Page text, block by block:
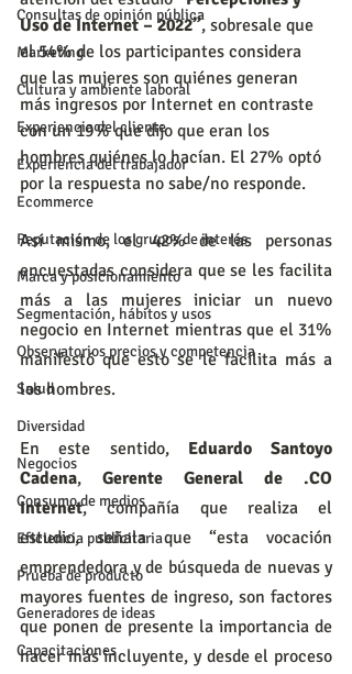
Consultas de opinión pública
Marketing
Cultura y ambiente laboral
Experiencia del cliente
Experiencia del trabajador
Ecommerce
Reputación de los grupos de interés
Marca y posicionamiento
Segmentación, hábitos y usos
Observatorios precios y competencia
Salud
Diversidad
Negocios
Consumo de medios
Eficiencia publicitaria
Prueba de producto
Generadores de ideas
Capacitaciones
Uso de Internet – 2022”, sobresale que
el 54% de los participantes considera
que las mujeres son quiénes generan
más ingresos por Internet en contraste
con un 19% que dijo que eran los
hombres quiénes lo hacían. El 27% optó
por la respuesta no sabe/no responde.
Así mismo, el 42% de las personas
encuestadas considera que se les facilita
más a las mujeres iniciar un nuevo
negocio en Internet mientras que el 31%
manifestó que esto se le facilita más a
los hombres.
En este sentido, Eduardo Santoyo
Cadena, Gerente General de .CO
Internet, compañía que realiza el
estudio, señala que “esta vocación
emprendedora y de búsqueda de nuevas y
mayores fuentes de ingreso, son factores
que ponen de presente la importancia de
hacer más incluyente, y desde el proceso